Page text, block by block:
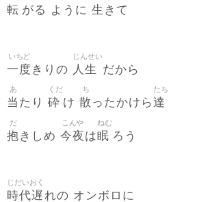
転 がる ように 生 きて
一度
いちど
きりの 人生
じんせい
だから
当
あ
たり 砕
くだ
け 散
ち
ったかけら達
たち
抱
だ
きしめ 今夜
こんや
は眠
ねむ
ろう
時代遅
じだいおく
れの オンボロに